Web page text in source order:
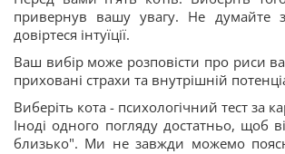
привернув вашу увагу. Не думайте
довіртеся інтуїції.
Ваш вибір може розповісти про риси
приховані страхи та внутрішній
Виберіть кота - психологічний тест за
Іноді одного погляду достатньо, щоб
близько". Ми не завжди можемо